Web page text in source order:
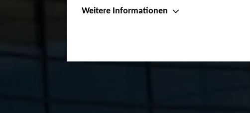
Weitere Informationen